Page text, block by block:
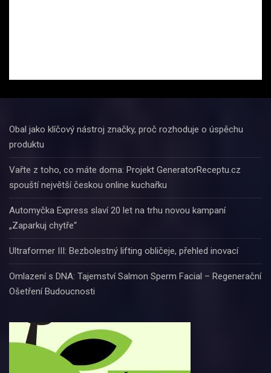
Obal jako klíčový nástroj značky, proč rozhoduje o úspěchu
produktu
Vařte z toho, co máte doma: Projekt GeneratorReceptu.cz
spouští největší českou online kuchařku
Automyčka Express slaví 20 let na trhu novou kampaní
„Zaparkuj chytře“
Ultraformer III: Bezbolestný lifting obličeje, přehled inovací
Omlazení s DNA: Tajemství Salmon Sperm Facial – Regenerační
Ošetření Budoucnosti